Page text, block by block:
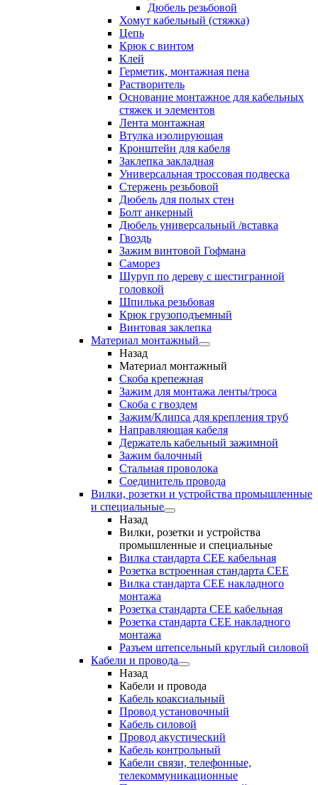
Дюбель резьбовой
Хомут кабельный (стяжка)
Цепь
Крюк с винтом
Клей
Герметик, монтажная пена
Растворитель
Основание монтажное для кабельных
стяжек и элементов
Лента монтажная
Втулка изолирующая
Кронштейн для кабеля
Заклепка закладная
Универсальная троссовая подвеска
Стержень резьбовой
Дюбель для полых стен
Болт анкерный
Дюбель универсальный /вставка
Гвоздь
Зажим винтовой Гофмана
Саморез
Шуруп по дереву с шестигранной
головкой
Шпилька резьбовая
Крюк грузоподъемный
Винтовая заклепка
Материал монтажный
Назад
Материал монтажный
Скоба крепежная
Зажим для монтажа ленты/троса
Скоба с гвоздем
Зажим/Клипса для крепления труб
Направляющая кабеля
Держатель кабельный зажимной
Зажим балочный
Стальная проволока
Соединитель провода
Вилки, розетки и устройства промышленные
и специальные
Назад
Вилки, розетки и устройства
промышленные и специальные
Вилка стандарта CEE кабельная
Розетка встроенная стандарта CEE
Вилка стандарта CEE накладного
монтажа
Розетка стандарта СЕЕ кабельная
Розетка стандарта СЕЕ накладного
монтажа
Разъем штепсельный круглый силовой
Кабели и провода
Назад
Кабели и провода
Кабель коаксиальный
Провод установочный
Кабель силовой
Провод акустический
Кабель контрольный
Кабели связи, телефонные,
телекоммуникационные